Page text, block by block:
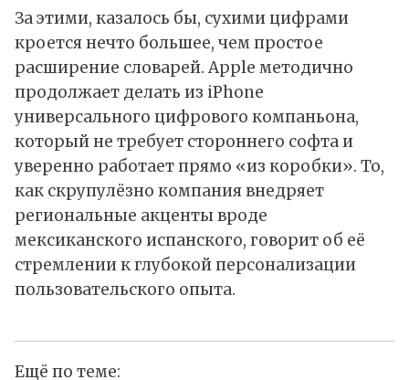
За этими, казалось бы, сухими цифрами
кроется нечто большее, чем простое
расширение словарей. Apple методично
продолжает делать из iPhone
универсального цифрового компаньона,
который не требует стороннего софта и
уверенно работает прямо «из коробки». То,
как скрупулёзно компания внедряет
региональные акценты вроде
мексиканского испанского, говорит об её
стремлении к глубокой персонализации
пользовательского опыта.
Ещё по теме: